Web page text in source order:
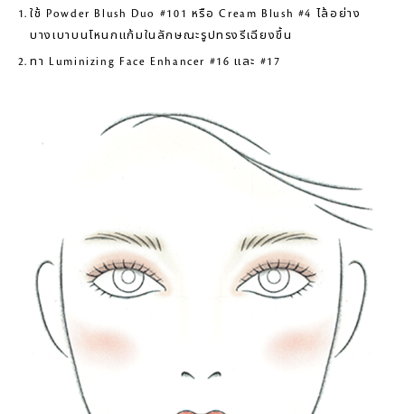
ใช้ Powder Blush Duo #101 หรือ Cream Blush #4 ไล้อย่าง
บางเบาบนโหนกแก้มในลักษณะรูปทรงรีเฉียงขึ้น
ทา Luminizing Face Enhancer #16 และ #17